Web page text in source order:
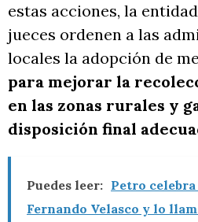
estas acciones, la
jueces ordenen a las
locales la adopción de
para mejorar la
en las zonas rurales y
disposición final
Puedes leer: Petro
Fernando Velasco y lo